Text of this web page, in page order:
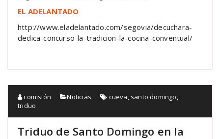
EL ADELANTADO
http://www.eladelantado.com/segovia/decuchara-
dedica-concurso-la-tradicion-la-cocina-conventual/
comisión Noticias cueva santo domingo
triduo
Triduo de Santo Domingo en la